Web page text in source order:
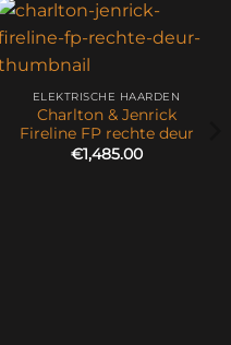
ELEKTRISCHE HAARDEN
Charlton & Jenrick
Fireline FP rechte deur
€1,485.00